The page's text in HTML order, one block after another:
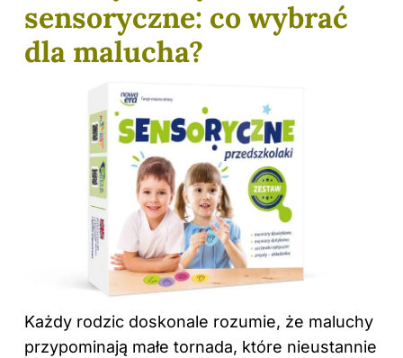
sensoryczne: co wybrać
dla malucha?
Każdy rodzic doskonale rozumie, że maluchy
przypominają małe tornada, które nieustannie